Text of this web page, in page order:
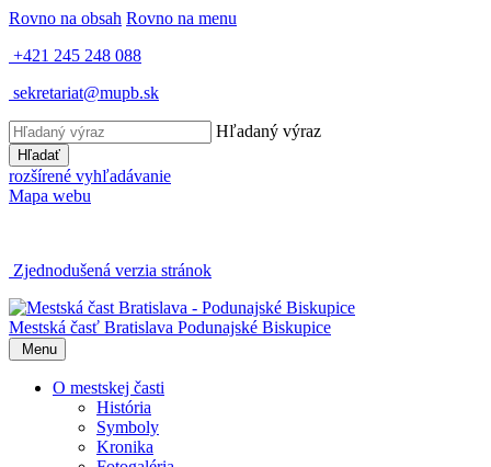
Rovno na obsah Rovno na menu
+421 245 248 088
sekretariat@mupb.sk
Hľadaný výraz
Hľadať
rozšírené vyhľadávanie
Mapa webu
Zjednodušená verzia stránok
Mestská časť Bratislava Podunajské Biskupice
Menu
O mestskej časti
História
Symboly
Kronika